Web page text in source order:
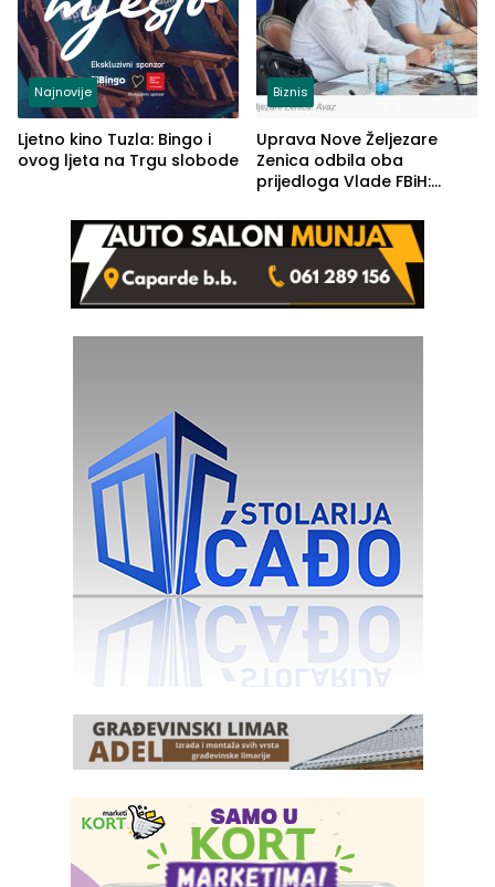
Najnovije
Ljetno kino Tuzla: Bingo i
ovog ljeta na Trgu slobode
Biznis
Uprava Nove Željezare
Zenica odbila oba
prijedloga Vlade FBiH:
rješenje